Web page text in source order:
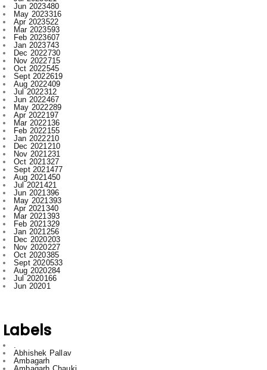
Feb 2023607
Jan 2023743
Dec 2022730
Nov 2022715
Oct 2022545
Sept 2022619
Aug 2022409
Jul 2022312
Jun 2022467
May 2022289
Apr 2022197
Mar 2022136
Feb 2022155
Jan 2022210
Dec 2021210
Nov 2021231
Oct 2021327
Sept 2021477
Aug 2021450
Jul 2021421
Jun 2021396
May 2021393
Apr 2021340
Mar 2021393
Feb 2021329
Jan 2021256
Dec 2020203
Nov 2020227
Oct 2020385
Sept 2020533
Aug 2020284
Jul 2020166
Jun 20201
Ambagarh
Ambagarh Chauki
Bastar
Bemetra
Bhilai